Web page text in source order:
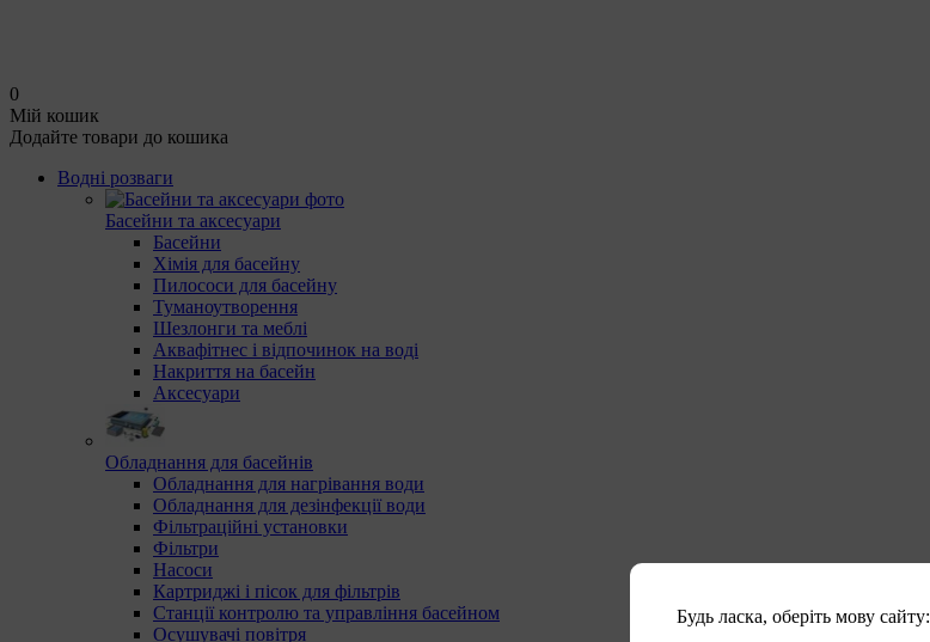
0
Мій кошик
Додайте товари до кошика
Водні розваги
Басейни та аксесуари
Басейни
Хімія для басейну
Пилососи для басейну
Туманоутворення
Шезлонги та меблі
Аквафітнес і відпочинок на воді
Накриття на басейн
Аксесуари
Обладнання для басейнів
Обладнання для нагрівання води
Обладнання для дезінфекції води
Фільтраційні установки
Фільтри
Насоси
Картриджі і пісок для фільтрів
Станції контролю та управління басейном
Осушувачі повітря
Будь ласка, оберіть мову сайту: